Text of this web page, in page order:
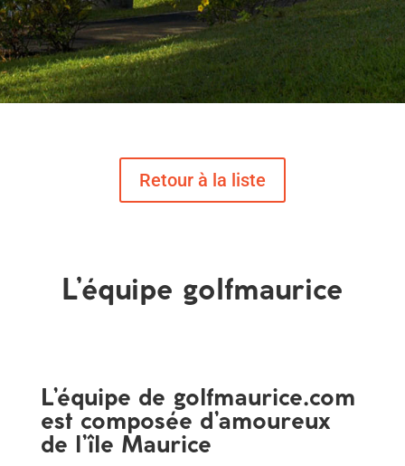
L’équipe golfmaurice
L’équipe de golfmaurice.com
est composée d’amoureux
de l’île Maurice